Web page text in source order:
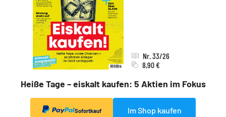
Heiße Tage – eiskalt kaufen: 5 Aktien im Fokus
Nr. 33/26
8,90 €
Sofortkauf Im Shop kaufen